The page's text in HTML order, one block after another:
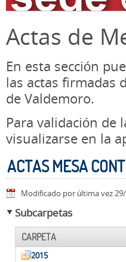
Actas de
En esta sección
las actas firmadas
de Valdemoro.
Para validación de
visualizarse en la
ACTAS MESA
Modificado por última vez
Subcarpetas
CARPETA
2015